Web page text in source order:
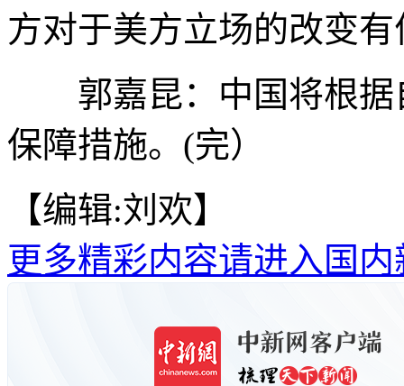
方对于美方立场的改变
郭嘉昆：中国将根据
保障措施。(完）
【编辑:刘欢】
更多精彩内容请进入国内